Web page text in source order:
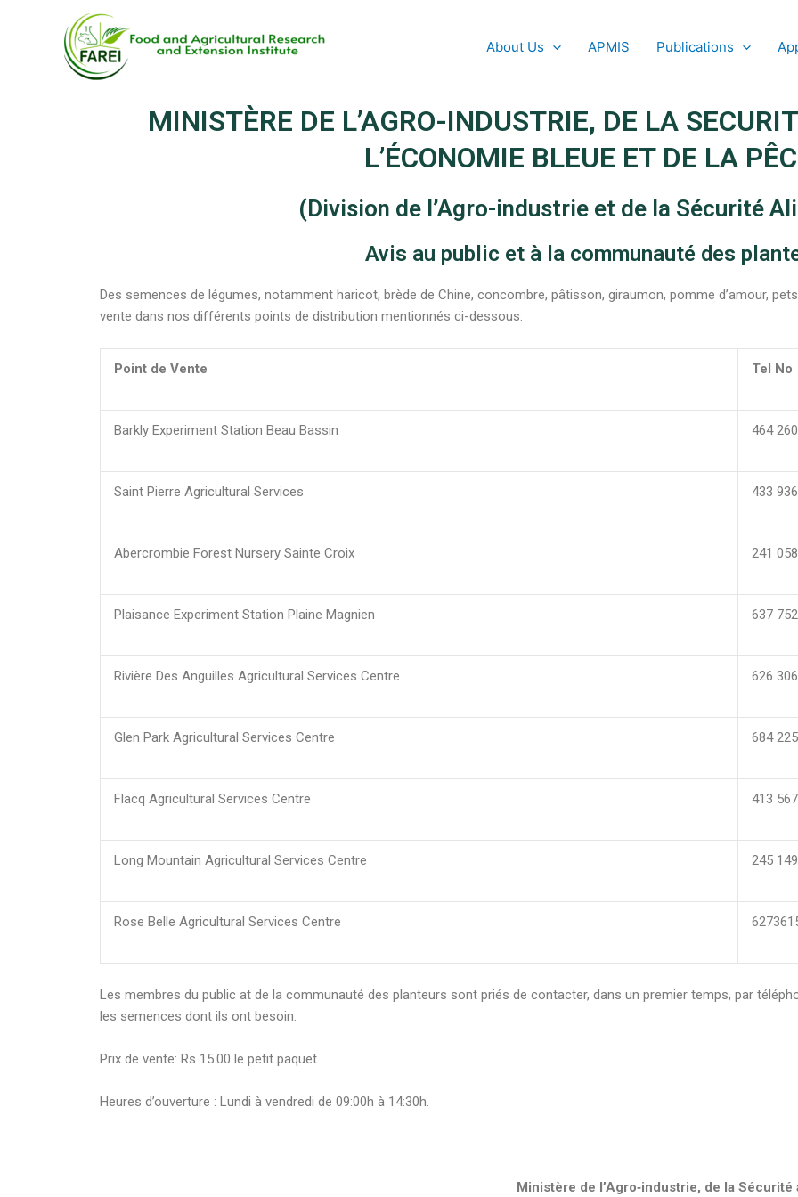
About Us APMIS Publications
MINISTÈRE DE L’AGRO-INDUSTRIE, DE LA
L’ÉCONOMIE BLEUE ET DE LA
(Division de l’Agro-industrie et de la Sécurité
Avis au public et à la communauté des
Des semences de légumes, notamment haricot, brède de Chine, concombre, pâtisson, giraumon, pomme d’amour,
vente dans nos différents points de distribution mentionnés ci-dessous:
Point de Vente Tel No
Barkly Experiment Station Beau Bassin 464
Saint Pierre Agricultural Services 433
Abercrombie Forest Nursery Sainte Croix 241
Plaisance Experiment Station Plaine Magnien 637
Rivière Des Anguilles Agricultural Services Centre 626
Glen Park Agricultural Services Centre 684
Flacq Agricultural Services Centre 413
Long Mountain Agricultural Services Centre 245
Rose Belle Agricultural Services Centre
Les membres du public at de la communauté des planteurs sont priés de contacter, dans un premier temps, par
les semences dont ils ont besoin.
Prix de vente: Rs 15.00 le petit paquet.
Heures d’ouverture : Lundi à vendredi de 09:00h à 14:30h.
Ministère de l’Agro‑industrie, de la
Post
navigation